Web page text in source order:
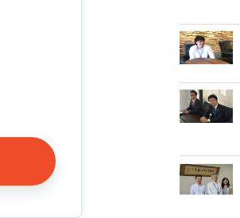
るには